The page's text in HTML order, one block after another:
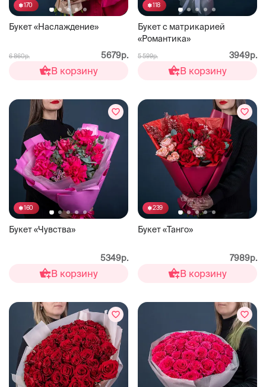
170
Букет «Наслаждение»
6 860р. 5679р.
В корзину
118
Букет с матрикарией
«Романтика»
5 599р. 3949р.
В корзину
160
Букет «Чувства»
5349р.
В корзину
239
Букет «Танго»
7989р.
В корзину